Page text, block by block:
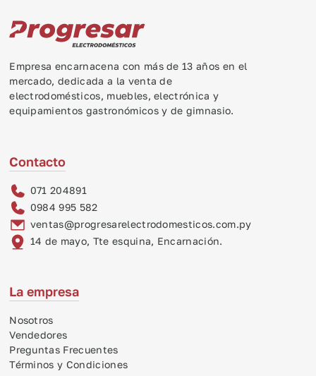
Empresa encarnacena con más de 13 años en el
mercado, dedicada a la venta de
electrodomésticos, muebles, electrónica y
equipamientos gastronómicos y de gimnasio.
Contacto
071 204891
0984 995 582
ventas@progresarelectrodomesticos.com.py
14 de mayo, Tte esquina, Encarnación.
La empresa
Nosotros
Vendedores
Preguntas Frecuentes
Términos y Condiciones